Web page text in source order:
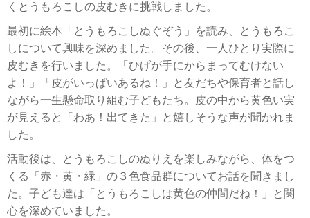
保育園だより
求人情報
くとうもろこしの皮むきに挑戦しました。
最初に絵本「とうもろこしぬぐぞう」を読み、とうもろこ
しについて興味を深めました。その後、一人ひとり実際に
皮むきを行いました。「ひげが手にからまってむけない
よ！」「皮がいっぱいあるね！」と友だちや保育者と話し
ながら一生懸命取り組む子どもたち。皮の中から黄色い実
が見えると「わあ！出てきた」と嬉しそうな声が聞かれま
した。
活動後は、とうもろこしのぬりえを楽しみながら、体をつ
くる「赤・黄・緑」の３色食品群についてお話を聞きまし
た。子ども達は「とうもろこしは黄色の仲間だね！」と関
心を深めていました。